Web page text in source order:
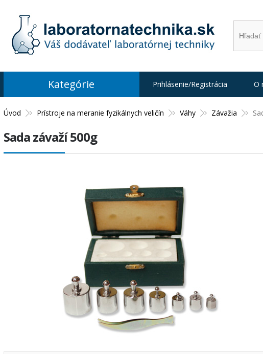
Úvod Prístroje na meranie fyzikálnych veličín Váhy Závažia
Sada závaží 500g
Kategórie Prihlásenie/Registrácia O